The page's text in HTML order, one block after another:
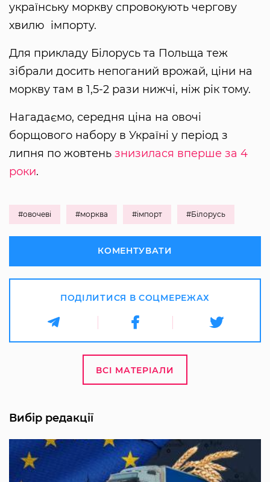
українську моркву спровокують чергову
хвилю імпорту.
Для прикладу Білорусь та Польща теж
зібрали досить непоганий врожай, ціни на
моркву там в 1,5-2 рази нижчі, ніж рік тому.
Нагадаємо, середня ціна на овочі
борщового набору в Україні у період з
липня по жовтень знизилася вперше за 4
роки.
#овочеві #морква #імпорт #Білорусь
КОМЕНТУВАТИ
ПОДІЛИТИСЯ В СОЦМЕРЕЖАХ
ВСІ МАТЕРІАЛИ
Вибір редакції